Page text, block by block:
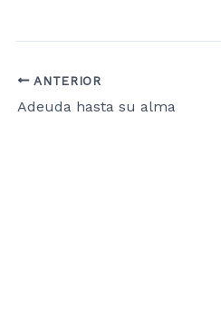
ANTERIOR
Adeuda hasta su alma